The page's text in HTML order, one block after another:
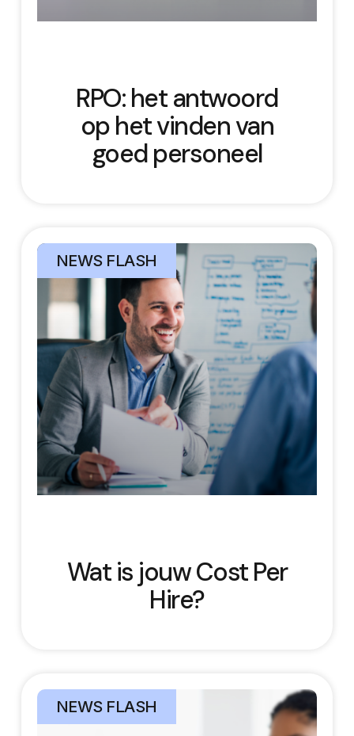
RPO: het antwoord
op het vinden van
goed personeel
NEWS FLASH
Wat is jouw Cost Per
Hire?
NEWS FLASH